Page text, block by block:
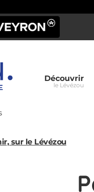
Mini-
Lévézou
Découvrir
le Lévézou
sur le Lévézou